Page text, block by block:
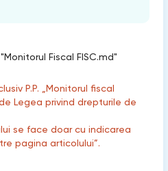
Fiscal FISC.md"
P.P. „Monitorul fiscal
Legea privind drepturile de
se face doar cu indicarea
pagina articolului”.